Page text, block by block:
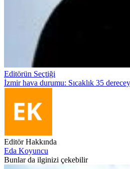
Editörün Seçtiği
İzmir hava durumu: Sıcaklık 35
Editör Hakkında
Eda Koyuncu
Bunlar da ilginizi çekebilir